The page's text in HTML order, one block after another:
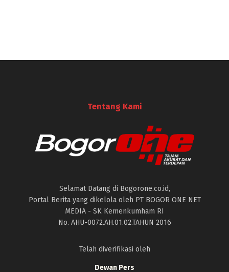
Tentang Kami
Selamat Datang di Bogorone.co.id,
Portal Berita yang dikelola oleh PT BOGOR ONE NET
MEDIA - SK Kemenkumham RI
No. AHU-0072.AH.01.02.TAHUN 2016
Telah diverifikasi oleh
Dewan Pers